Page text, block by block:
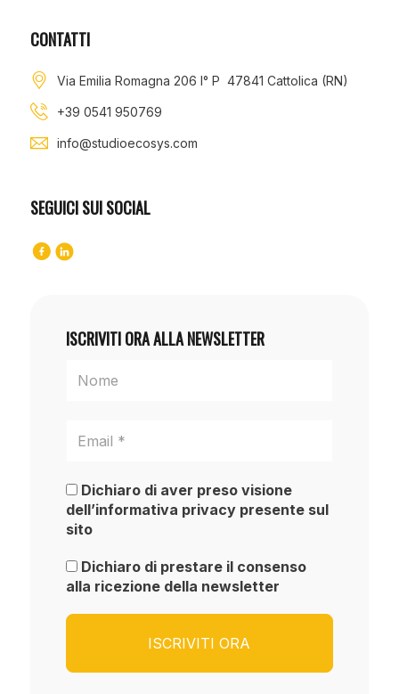
CONTATTI
Via Emilia Romagna 206 I° P 47841 Cattolica (RN)
+39 0541 950769
info@studioecosys.com
SEGUICI SUI SOCIAL
ISCRIVITI ORA ALLA NEWSLETTER
Dichiaro di aver preso visione
dell’informativa privacy presente sul
sito
Dichiaro di prestare il consenso
alla ricezione della newsletter